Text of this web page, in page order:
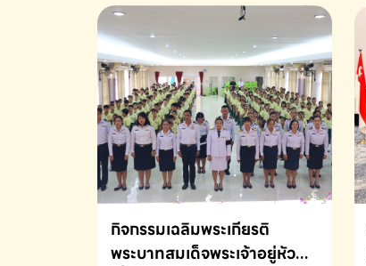
กิจกรรมเฉลิมพระเกียรติ
พระบาทสมเด็จพระเจ้าอยู่หัว